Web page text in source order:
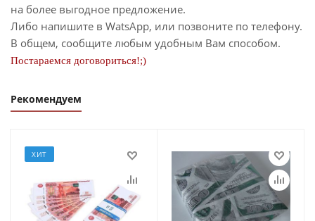
на более выгодное предложение.
Либо напишите в WatsApp, или позвоните по телефону.
В общем, сообщите любым удобным Вам способом.
Постараемся договориться!;)
Рекомендуем
ХИТ